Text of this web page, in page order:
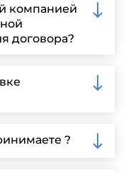
компанией
договора?
или
для более
встречи.
и надежной
?